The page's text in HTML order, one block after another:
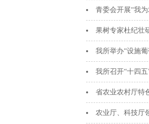
青委会开展“我
果树专家杜纪壮
我所举办“设施
我所召开“十四
省农业农村厅特
农业厅、科技厅